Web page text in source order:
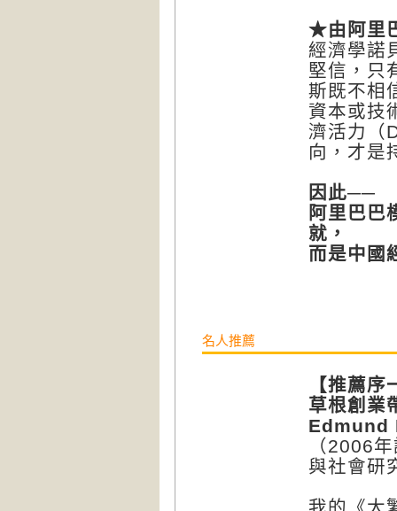
★由阿里
經濟學諾
堅信，只
斯既不相
資本或技
濟活力（
向，才是
因此──
阿里巴巴
就，
而是中國
名人推薦
【推薦序
草根創業
Edmund
（2006
與社會研